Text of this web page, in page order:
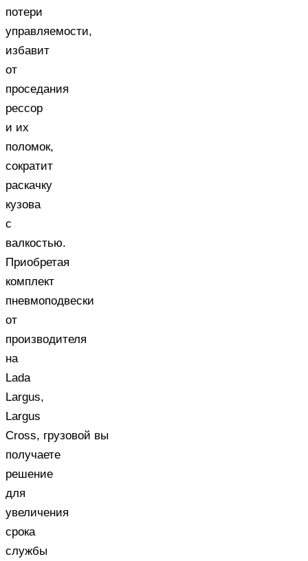
потери
управляемости,
избавит
от
проседания
рессор
и их
поломок,
сократит
раскачку
кузова
с
валкостью.
Приобретая
комплект
пневмоподвески
от
производителя
на
Lada
Largus,
Largus
Cross, грузовой вы
получаете
решение
для
увеличения
срока
службы